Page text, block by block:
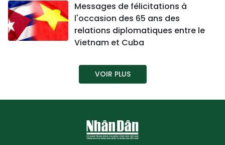
POLITIQUE
ÉCONOMIE
CULTURE
ENVIRONNEMENT
Messages de félicitations à
l'occasion des 65 ans des
relations diplomatiques entre le
Vietnam et Cuba
VOIR PLUS